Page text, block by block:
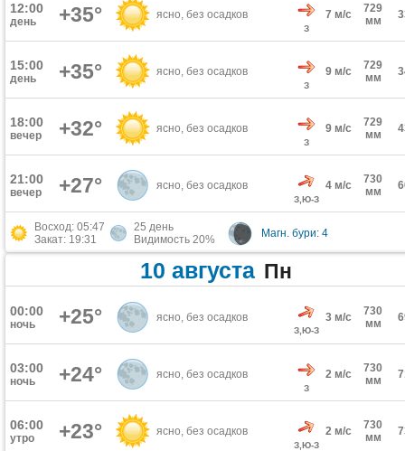
12:00
день +35° ясно, без осадков
З
7 м/с
729
мм
15:00
день +35° ясно, без осадков
З
9 м/с
729
мм
18:00
вечер +32° ясно, без осадков
З
9 м/с
729
мм
21:00
вечер +27° ясно, без осадков
З,Ю-З
4 м/с
730
мм
Восход: 05:47
Закат: 19:31
25 день
Видимость 20%
Магн. бури: 4
10 августа Пн
00:00
ночь +25° ясно, без осадков
З,Ю-З
3 м/с
730
мм
03:00
ночь +24° ясно, без осадков
З
2 м/с
730
мм
06:00
утро +23° ясно, без осадков
З,Ю-З
2 м/с
730
мм